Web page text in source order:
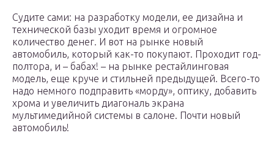
Судите сами: на разработку модели, ее дизайна и
технической базы уходит время и огромное
количество денег. И вот на рынке новый
автомобиль, который как-то покупают. Проходит год-
полтора, и – бабах! – на рынке рестайлинговая
модель, еще круче и стильней предыдущей. Всего-то
надо немного подправить «морду», оптику, добавить
хрома и увеличить диагональ экрана
мультимедийной системы в салоне. Почти новый
автомобиль!